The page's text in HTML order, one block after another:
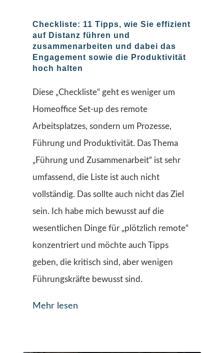
Checkliste: 11 Tipps, wie Sie effizient
auf Distanz führen und
zusammenarbeiten und dabei das
Engagement sowie die Produktivität
hoch halten
Diese „Checkliste“ geht es weniger um
Homeoffice Set-up des remote
Arbeitsplatzes, sondern um Prozesse,
Führung und Produktivität. Das Thema
„Führung und Zusammenarbeit“ ist sehr
umfassend, die Liste ist auch nicht
vollständig. Das sollte auch nicht das Ziel
sein. Ich habe mich bewusst auf die
wesentlichen Dinge für „plötzlich remote“
konzentriert und möchte auch Tipps
geben, die kritisch sind, aber wenigen
Führungskräfte bewusst sind.
Mehr lesen